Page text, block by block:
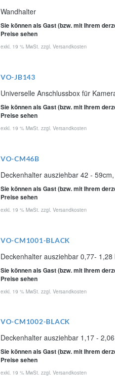
Wandhalter
Sie können als Gast (bzw. mit Ihrem
Preise sehen
exkl. 19 % MwSt. zzgl. Versandkosten
VO-JB143
Universelle Anschlussbox für
Sie können als Gast (bzw. mit Ihrem
Preise sehen
exkl. 19 % MwSt. zzgl. Versandkosten
VO-CM46B
Deckenhalter ausziehbar 42 -
Sie können als Gast (bzw. mit Ihrem
Preise sehen
exkl. 19 % MwSt. zzgl. Versandkosten
VO-CM1001-BLACK
Deckenhalter ausziehbar 0,77- 1,28
Sie können als Gast (bzw. mit Ihrem
Preise sehen
exkl. 19 % MwSt. zzgl. Versandkosten
VO-CM1002-BLACK
Deckenhalter ausziehbar 1,17 -
Sie können als Gast (bzw. mit Ihrem
Preise sehen
exkl. 19 % MwSt. zzgl. Versandkosten